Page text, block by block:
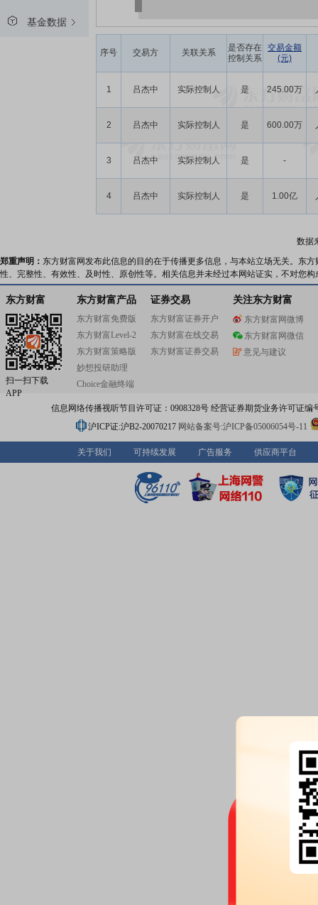
基金数据
序号 交易方 关联关系
是否存在
控制关系
交易金额
(元)
1 吕杰中 实际控制人 是 245.00万
2 吕杰中 实际控制人 是 600.00万
3 吕杰中 实际控制人 是 -
4 吕杰中 实际控制人 是 1.00亿
数据
郑重声明： 东方财富网发布此信息的目的在于传播更多信息，与本站立场无关。东
性、完整性、有效性、及时性、原创性等。相关信息并未经过本网站证实，不对您
东方财富
扫一扫下载
APP
东方财富产品
东方财富免费版
东方财富Level-2
东方财富策略版
妙想投研助理
Choice金融终端
证券交易
东方财富证券开户
东方财富在线交易
东方财富证券交易
关注东方财富
东方财富网微博
东方财富网微信
意见与建议
信息网络传播视听节目许可证：0908328号 经营证券期货业务许可证编
沪ICP证:沪B2-20070217 网站备案号:沪ICP备05006054号-11
关于我们 可持续发展 广告服务 供应商平台